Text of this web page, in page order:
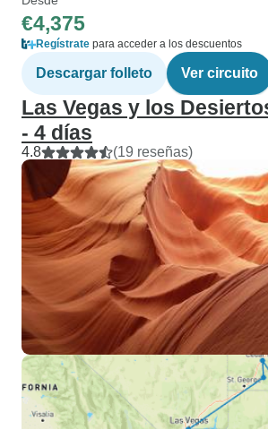
€4,375
Regístrate para acceder a los descuentos
Descargar folleto Ver circuito
Las Vegas y los
- 4 días
4.8 (19 reseñas)